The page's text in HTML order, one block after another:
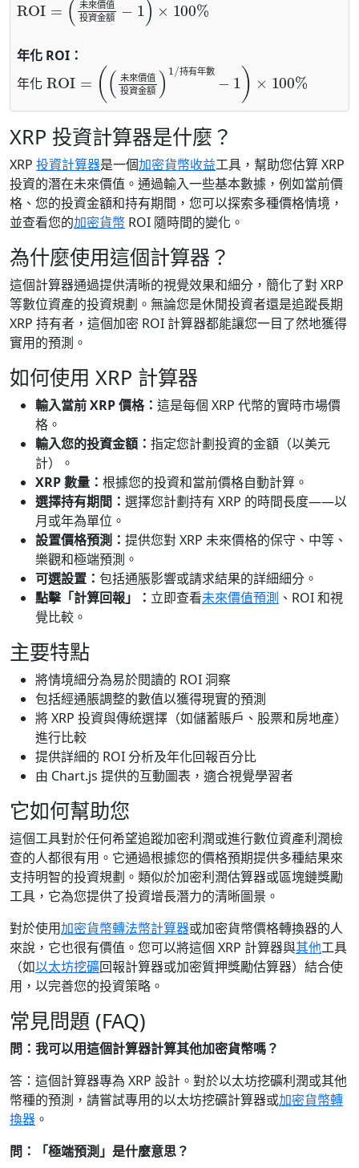
年化 ROI：
化
持 有 數
年化 ROI 未來價值投資金額 /持有年數
− 1) ×100
XRP 投資計算器是什麼？
XRP 投資計算器是一個加密貨幣收益工具，幫助您估算 XRP
投資的潛在未來價值。通過輸入一些基本數據，例如當前價
格、您的投資金額和持有期間，您可以探索多種價格情境，
並查看您的加密貨幣 ROI 隨時間的變化。
為什麼使用這個計算器？
這個計算器通過提供清晰的視覺效果和細分，簡化了對 XRP
等數位資產的投資規劃。無論您是休閒投資者還是追蹤長期
XRP 持有者，這個加密 ROI 計算器都能讓您一目了然地獲得
實用的預測。
如何使用 XRP 計算器
輸入當前 XRP 價格： 這是每個 XRP 代幣的實時市場價
格。
輸入您的投資金額： 指定您計劃投資的金額（以美元
計）。
XRP 數量： 根據您的投資和當前價格自動計算。
選擇持有期間： 選擇您計劃持有 XRP 的時間長度——以
月或年為單位。
設置價格預測： 提供您對 XRP 未來價格的保守、中等、
樂觀和極端預測。
可選設置： 包括通脹影響或請求結果的詳細細分。
點擊「計算回報」： 立即查看未來價值預測 、ROI 和視
覺比較。
主要特點
將情境細分為易於閱讀的 ROI 洞察
包括經通脹調整的數值以獲得現實的預測
將 XRP 投資與傳統選擇（如儲蓄賬戶、股票和房地產）
進行比較
提供詳細的 ROI 分析及年化回報百分比
由 Chart.js 提供的互動圖表，適合視覺學習者
它如何幫助您
這個工具對於任何希望追蹤加密利潤或進行數位資產利潤檢
查的人都很有用。它通過根據您的價格預期提供多種結果來
支持明智的投資規劃。類似於加密利潤估算器或區塊鏈獎勵
工具，它為您提供了投資增長潛力的清晰圖景。
對於使用加密貨幣轉法幣計算器或加密貨幣價格轉換器的人
來說，它也很有價值。您可以將這個 XRP 計算器與其他工具
（如以太坊挖礦回報計算器或加密質押獎勵估算器）結合使
用，以完善您的投資策略。
常見問題 (FAQ)
問：我可以用這個計算器計算其他加密貨幣嗎？
答：這個計算器專為 XRP 設計。對於以太坊挖礦利潤或其他
幣種的預測，請嘗試專用的以太坊挖礦計算器或加密貨幣轉
換器 。
問：「極端預測」是什麼意思？